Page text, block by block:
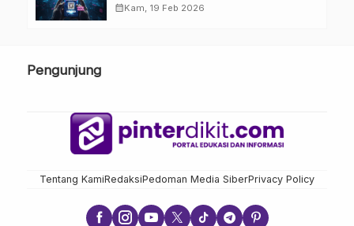
calendar_monthKam, 19 Feb 2026
Pengunjung
Tentang KamiRedaksiPedoman Media SiberPrivacy Policy